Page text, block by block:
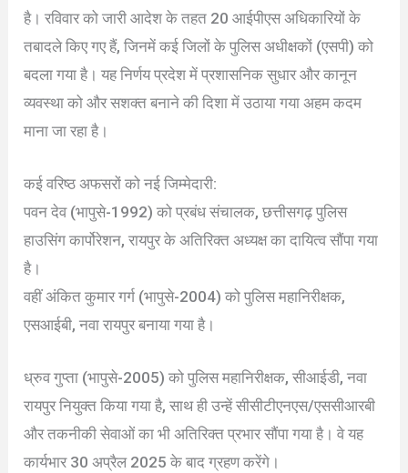
है। रविवार को जारी आदेश के तहत 20 आईपीएस अधिकारियों के
तबादले किए गए हैं, जिनमें कई जिलों के पुलिस अधीक्षकों (एसपी) को
बदला गया है। यह निर्णय प्रदेश में प्रशासनिक सुधार और कानून
व्यवस्था को और सशक्त बनाने की दिशा में उठाया गया अहम कदम
माना जा रहा है।
कई वरिष्ठ अफसरों को नई जिम्मेदारी:
पवन देव (भापुसे-1992) को प्रबंध संचालक, छत्तीसगढ़ पुलिस
हाउसिंग कार्पोरेशन, रायपुर के अतिरिक्त अध्यक्ष का दायित्व सौंपा गया
है।
वहीं अंकित कुमार गर्ग (भापुसे-2004) को पुलिस महानिरीक्षक,
एसआईबी, नवा रायपुर बनाया गया है।
ध्रुव गुप्ता (भापुसे-2005) को पुलिस महानिरीक्षक, सीआईडी, नवा
रायपुर नियुक्त किया गया है, साथ ही उन्हें सीसीटीएनएस/एससीआरबी
और तकनीकी सेवाओं का भी अतिरिक्त प्रभार सौंपा गया है। वे यह
कार्यभार 30 अप्रैल 2025 के बाद ग्रहण करेंगे।